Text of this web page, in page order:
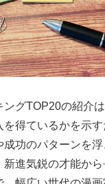
グTOP20の紹介
を得ているかを示
功のパターンを浮
新進気鋭の才能か